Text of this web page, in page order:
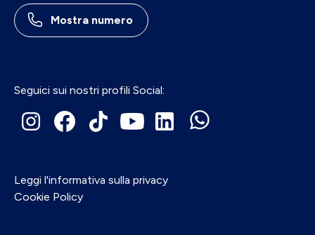
Mostra numero
Seguici sui nostri profili Social:
Leggi l'informativa sulla privacy
Cookie Policy